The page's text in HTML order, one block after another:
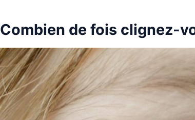
Combien de fois clignez-